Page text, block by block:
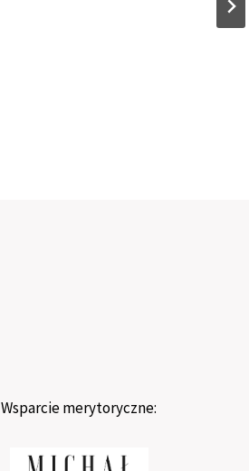
Wsparcie merytoryczne: